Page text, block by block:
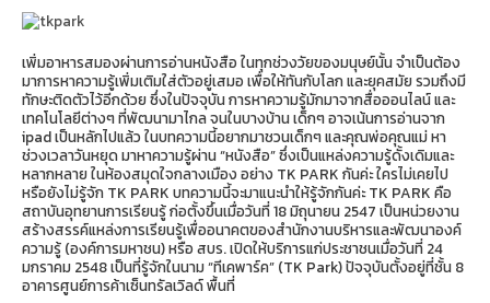
เพิ่มอาหารสมองผ่านการอ่านหนังสือ ในทุกช่วงวัยของมนุษย์นั้น จำเป็นต้อง
มาการหาความรู้เพิ่มเติมใส่ตัวอยู่เสมอ เพื่อให้ทันกับโลก และยุคสมัย รวมถึงมี
ทักษะติดตัวไว้อีกด้วย ซึ่งในปัจจุบัน การหาความรู้มักมาจากสื่อออนไลน์ และ
เทคโนโลยีต่างๆ ที่พัฒนามาไกล จนในบางบ้าน เด็กๆ อาจเน้นการอ่านจาก
ipad เป็นหลักไปแล้ว ในบทความนี้อยากมาชวนเด็กๆ และคุณพ่อคุณแม่ หา
ช่วงเวลาวันหยุด มาหาความรู้ผ่าน “หนังสือ” ซึ่งเป็นแหล่งความรู้ดั้งเดิมและ
หลากหลาย ในห้องสมุดใจกลางเมือง อย่าง TK PARK กันค่ะ ใครไม่เคยไป
หรือยังไม่รู้จัก TK PARK บทความนี้จะมาแนะนำให้รู้จักกันค่ะ TK PARK คือ
สถาบันอุทยานการเรียนรู้ ก่อตั้งขึ้นเมื่อวันที่ 18 มิถุนายน 2547 เป็นหน่วยงาน
สร้างสรรค์แหล่งการเรียนรู้เพื่ออนาคตของสำนักงานบริหารและพัฒนาองค์
ความรู้ (องค์การมหาชน) หรือ สบร. เปิดให้บริการแก่ประชาชนเมื่อวันที่ 24
มกราคม 2548 เป็นที่รู้จักในนาม “ทีเคพาร์ค” (TK Park) ปัจจุบันตั้งอยู่ที่ชั้น 8
อาคารศูนย์การค้าเซ็นทรัลเวิลด์ พื้นที่
เถอะ!